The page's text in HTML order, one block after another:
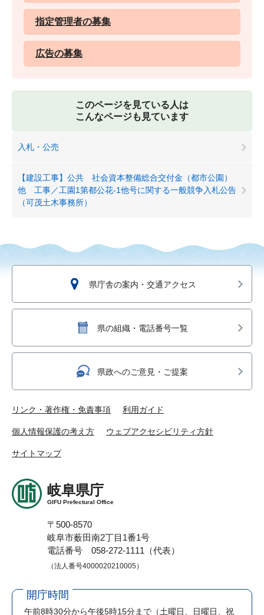
指定管理者の募集
広告の募集
このページを見ている人は
こんなページも見ています
入札・公売
【建設工事】公共 社会資本整備総合交付金（都市公園）
他 工事／工園1第都公花-1他号に関する一般競争入札公告
（可茂土木事務所）
県庁舎の案内・交通アクセス
県の組織・電話番号一覧
県政へのご意見・ご提案
リンク・著作権・免責事項 利用ガイド
個人情報保護の考え方 ウェブアクセシビリティ方針
サイトマップ
岐阜県庁
GIFU Prefectural Office
〒500-8570
岐阜市薮田南2丁目1番1号
電話番号 058-272-1111（代表）
（法人番号4000020210005）
開庁時間
午前8時30分から午後5時15分まで （土曜日、日曜日、祝